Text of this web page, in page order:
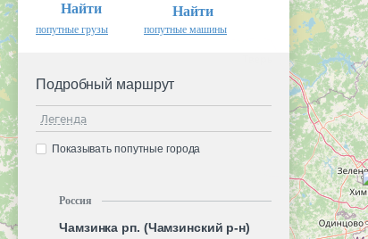
Найти
попутные грузы
Найти
попутные машины
Подробный маршрут
Легенда
Показывать попутные города
Россия
Чамзинка рп. (Чамзинский р-н)